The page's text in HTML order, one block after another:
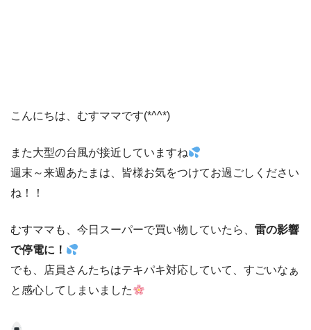
こんにちは、むすママです(*^^*)
また大型の台風が接近していますね
週末～来週あたまは、皆様お気をつけてお過ごしください
ね！！
むすママも、今日スーパーで買い物していたら、 雷の影響
で停電に！
でも、店員さんたちはテキパキ対応していて、すごいなぁ
と感心してしまいました